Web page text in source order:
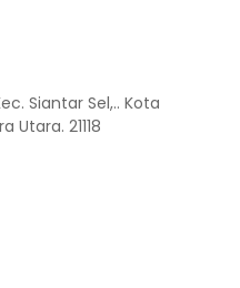
Siantar Sel,.. Kota
21118